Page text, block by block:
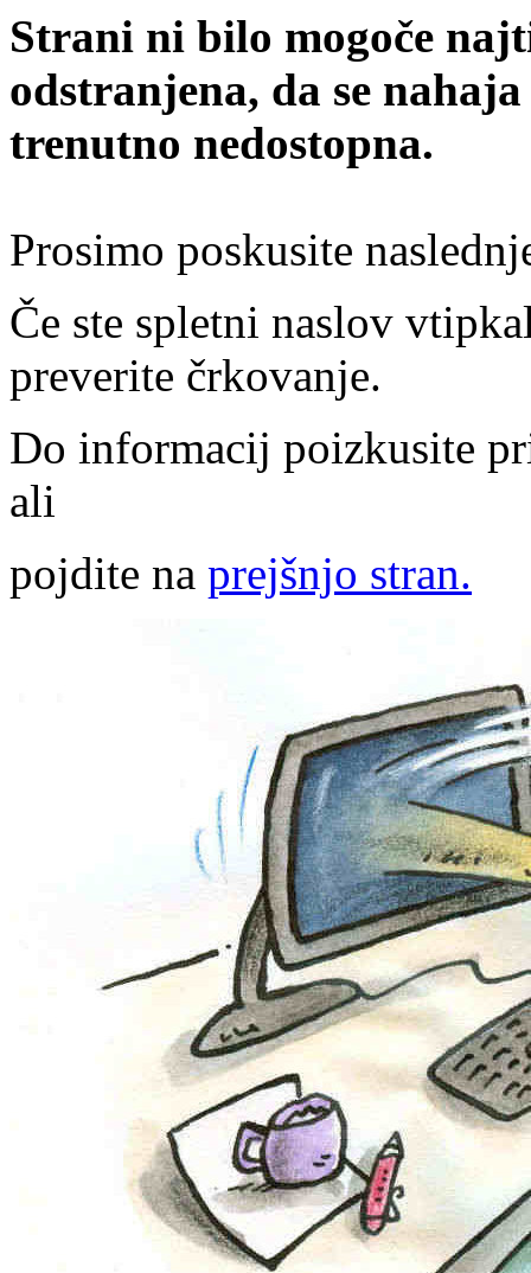
Strani ni bilo mogoče
odstranjena, da se
trenutno nedostopna.
Prosimo poskusite
Če ste spletni naslov
preverite črkovanje.
Do informacij poizkusite
ali
pojdite na prejšnjo stran.